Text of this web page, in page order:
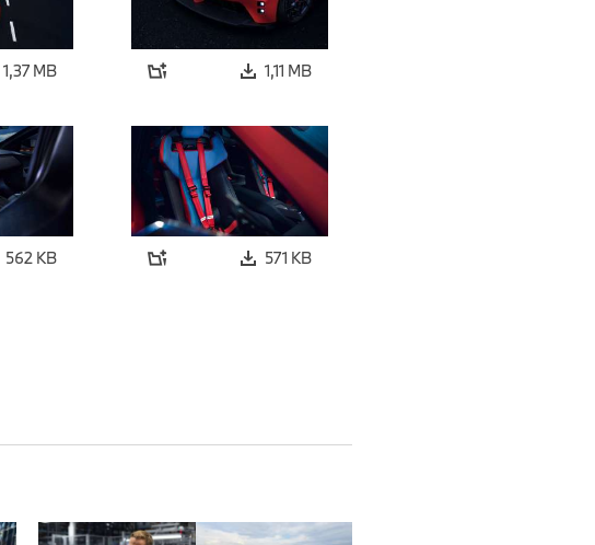
1,37 MB 1,11 MB
562 KB 571 KB